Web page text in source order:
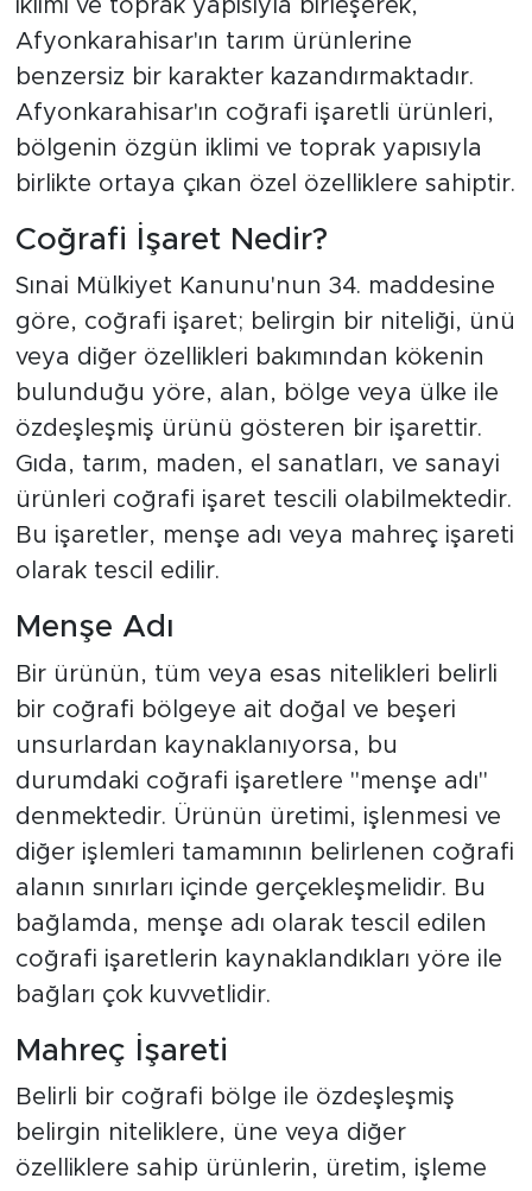
iklimi ve toprak yapısıyla birleşerek,
Afyonkarahisar'ın tarım ürünlerine
benzersiz bir karakter kazandırmaktadır.
Afyonkarahisar'ın coğrafi işaretli ürünleri,
bölgenin özgün iklimi ve toprak yapısıyla
birlikte ortaya çıkan özel özelliklere sahiptir.
Coğrafi İşaret Nedir?
Sınai Mülkiyet Kanunu'nun 34. maddesine
göre, coğrafi işaret; belirgin bir niteliği, ünü
veya diğer özellikleri bakımından kökenin
bulunduğu yöre, alan, bölge veya ülke ile
özdeşleşmiş ürünü gösteren bir işarettir.
Gıda, tarım, maden, el sanatları, ve sanayi
ürünleri coğrafi işaret tescili olabilmektedir.
Bu işaretler, menşe adı veya mahreç işareti
olarak tescil edilir.
Menşe Adı
Bir ürünün, tüm veya esas nitelikleri belirli
bir coğrafi bölgeye ait doğal ve beşeri
unsurlardan kaynaklanıyorsa, bu
durumdaki coğrafi işaretlere "menşe adı"
denmektedir. Ürünün üretimi, işlenmesi ve
diğer işlemleri tamamının belirlenen coğrafi
alanın sınırları içinde gerçekleşmelidir. Bu
bağlamda, menşe adı olarak tescil edilen
coğrafi işaretlerin kaynaklandıkları yöre ile
bağları çok kuvvetlidir.
Mahreç İşareti
Belirli bir coğrafi bölge ile özdeşleşmiş
belirgin niteliklere, üne veya diğer
özelliklere sahip ürünlerin, üretim, işleme